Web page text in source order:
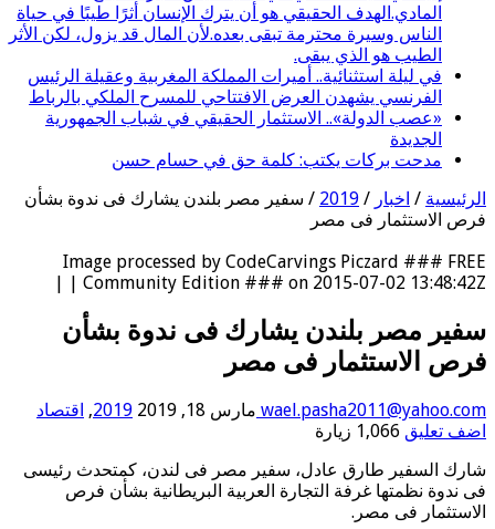
المادي.الهدف الحقيقي هو أن يترك الإنسان أثرًا طيبًا في حياة
الناس وسيرة محترمة تبقى بعده.لأن المال قد يزول، لكن الأثر
الطيب هو الذي يبقى.
في ليلة استثنائية.. أميرات المملكة المغربية وعقيلة الرئيس
الفرنسي يشهدن العرض الافتتاحي للمسرح الملكي بالرباط
«عصب الدولة».. الاستثمار الحقيقي في شباب الجمهورية
الجديدة
مدحت بركات يكتب: كلمة حق في حسام حسن
الرئيسية / اخبار /
2019
/ سفير مصر بلندن يشارك فى ندوة بشأن
فرص الاستثمار فى مصر
Image processed by CodeCarvings Piczard ### FREE
Community Edition ### on 2015-07-02 13:48:42Z | |
سفير مصر بلندن يشارك فى ندوة بشأن
فرص الاستثمار فى مصر
wael.pasha2011@yahoo.com مارس 18, 2019 2019
, اقتصاد
اضف تعليق 1,066 زيارة
شارك السفير طارق عادل، سفير مصر فى لندن، كمتحدث رئيسى
فى ندوة نظمتها غرفة التجارة العربية البريطانية بشأن فرص
الاستثمار فى مصر.